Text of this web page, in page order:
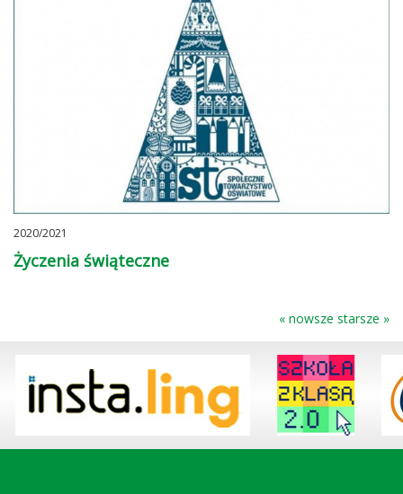
2020/2021
Życzenia świąteczne
« nowsze starsze »